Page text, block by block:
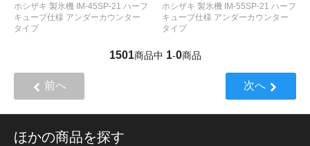
ホシザキ 製氷機 IM-45SP-21 ハーフ
キューブ仕様 アンダーカウンター
タイプ
ホシザキ 製氷機 IM-55SP-21 ハーフ
キューブ仕様 アンダーカウンター
タイプ
1501商品中 1-0商品
前へ 次へ
ほかの商品を探す